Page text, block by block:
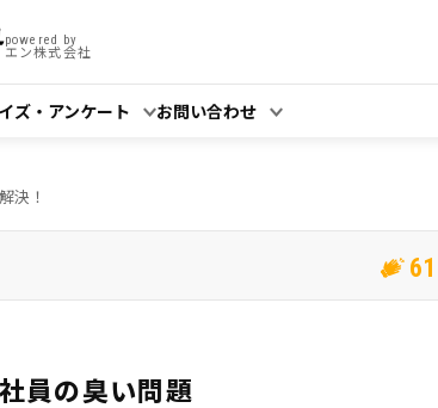
powered by
エン株式会社
ズ・アンケート お問い合わせ
決！
61
員の臭い問題